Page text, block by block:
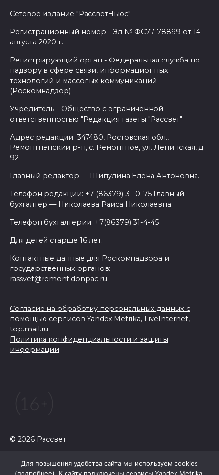
Сетевое издание "РассветНьюс"
Регистрационный номер - Эл № ФС77-78899 от 14
августа 2020 г.
Регистрирующий орган - Федеральная служба по
надзору в сфере связи, информационных
технологий и массовых коммуникаций
(Роскомнадзор)
Учредитель - Общество с ограниченной
ответственностью "Редакция газеты "Рассвет"
Адрес редакции: 347480, Ростовская обл.,
Ремонтненский р-н, с. Ремонтное, ул. Ленинская, д.
92
Главный редактор — Шипулина Елена Антоновна.
Телефон редакции: +7 (86379) 31-0-75 Главный
бухгалтер — Николаева Раиса Николаевна.
Телефон бухгалтерии: +7(86379) 31-4-45
Для детей старше 16 лет.
Контактные данные для Роскомнадзора и
государственных органов:
rassvet@remont.donpac.ru
Согласие на обработку персональных данных с
помощью сервисов Yandex.Metrika, LiveInternet,
top.mail.ru
Политика конфиденциальности и защиты
информации
© 2026 Рассвет
Для повышения удобства сайта мы используем cookies
(подробнее). К сайту подключены сервисы Yandex.Metrika,